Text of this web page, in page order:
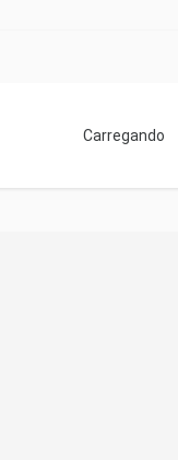
Carregando